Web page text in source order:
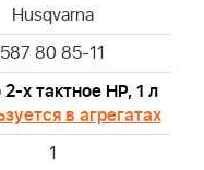
Husqvarna
Husqvarna
Husqvarna
Husqvarna
Husqvarna
Husqvarna
Husqvarna
587 80 85-11
х тактное HP, 1 л
в агрегатах
1